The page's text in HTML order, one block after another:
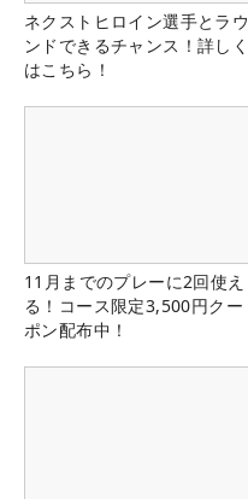
ネクストヒロイン選手とラウ
ンドできるチャンス！詳しく
はこちら！
11月までのプレーに2回使え
る！コース限定3,500円クー
ポン配布中！